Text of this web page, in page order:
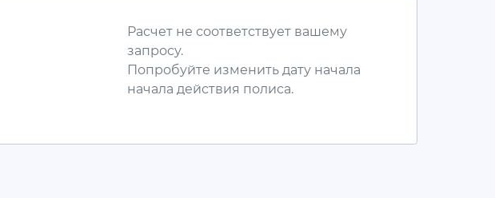
Расчет не соответствует вашему
запросу.
Попробуйте изменить дату начала
начала действия полиса.